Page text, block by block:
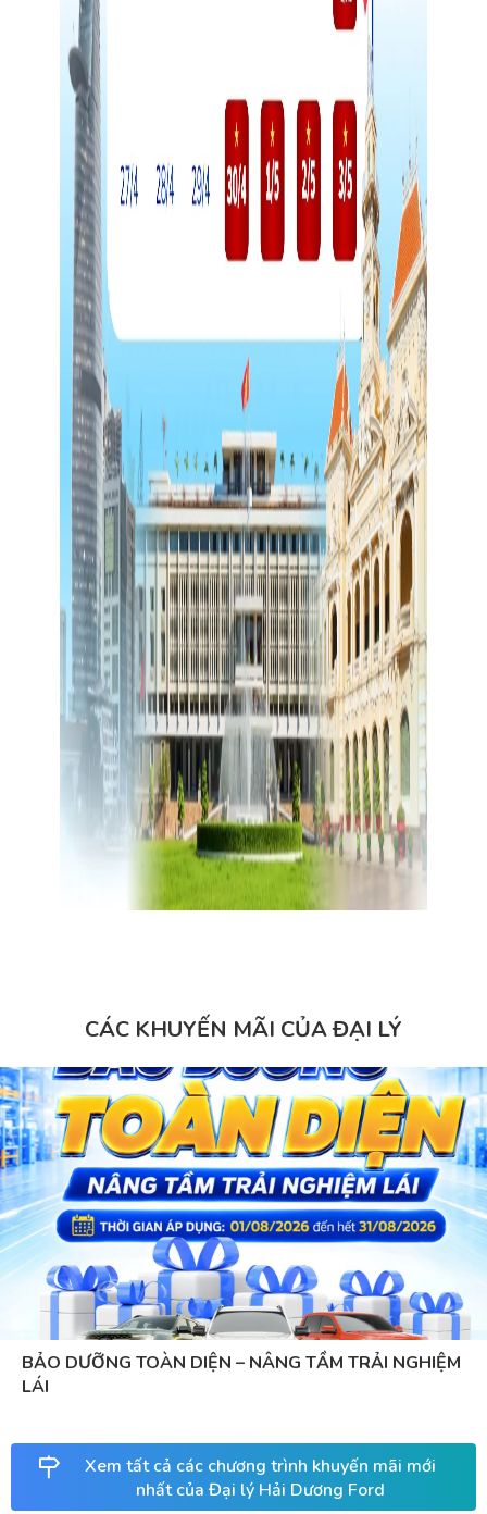
CÁC KHUYẾN MÃI CỦA ĐẠI LÝ
BẢO DƯỠNG TOÀN DIỆN – NÂNG TẦM TRẢI NGHIỆM
LÁI
Xem tất cả các chương trình khuyến mãi mới
nhất của Đại lý Hải Dương Ford